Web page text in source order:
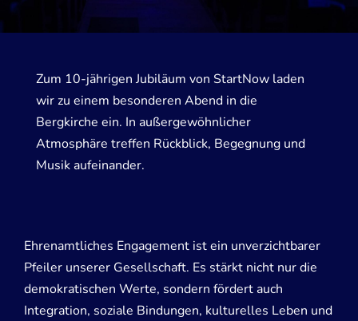
Zum 10-jährigen Jubiläum von StartNow laden
wir zu einem besonderen Abend in die
Bergkirche ein. In außergewöhnlicher
Atmosphäre treffen Rückblick, Begegnung und
Musik aufeinander.
Ehrenamtliches Engagement ist ein unverzichtbarer
Pfeiler unserer Gesellschaft. Es stärkt nicht nur die
demokratischen Werte, sondern fördert auch
Integration, soziale Bindungen, kulturelles Leben und